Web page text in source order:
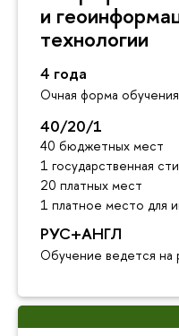
и
технологии
4 года
Очная форма обучения
40/20/1
40 бюджетных мест
1 государственная
20 платных мест
1 платное место для
РУС+АНГЛ
Обучение ведется на